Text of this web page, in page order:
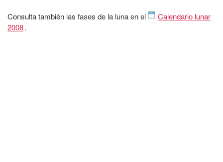
Consulta también las fases de la luna en el
Calendario lunar
2008.